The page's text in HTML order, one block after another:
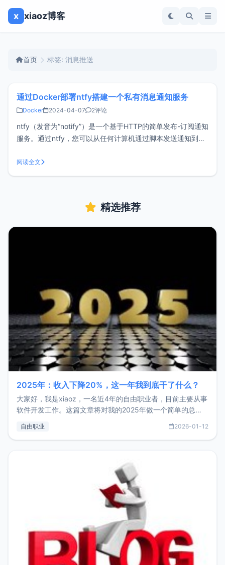
x xiaoz博客
首页 标签: 消息推送
通过Docker部署ntfy搭建一个私有消息通知服务
Docker 2024-04-07 2评论
ntfy（发音为“notify”）是一个基于HTTP的简单发布-订阅通知
服务。通过ntfy，您可以从任何计算机通过脚本发送通知到您
上使用，并且ntfy还支持Android和IOS APP，非常适合运维
人员或开发人员搭建消息推送服务。使用Doc
阅读全文
精选推荐
2025年：收入下降20%，这一年我到底干了什么？
大家好，我是xiaoz，一名近4年的自由职业者，目前主要从事
软件开发工作。这篇文章将对我的2025年做一个简单的总
收入下降20%，但却过得很充实，2026年不求突破，但求保
自由职业 2026-01-12